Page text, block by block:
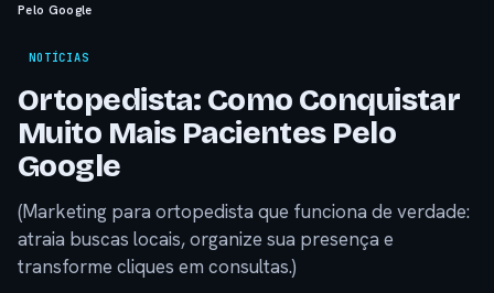
Pelo Google
NOTÍCIAS
Ortopedista: Como Conquistar
Muito Mais Pacientes Pelo
Google
(Marketing para ortopedista que funciona de verdade:
atraia buscas locais, organize sua presença e
transforme cliques em consultas.)